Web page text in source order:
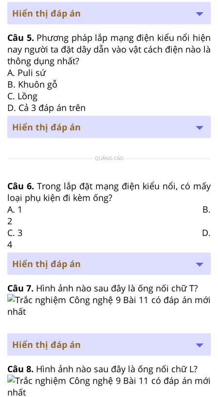
Hiển thị đáp án
Câu 5. Phương pháp lắp mạng điện kiểu nổi hiện
nay người ta đặt dây dẫn vào vật cách điện nào là
thông dụng nhất?
A. Puli sứ
B. Khuôn gỗ
C. Lồng
D. Cả 3 đáp án trên
Hiển thị đáp án
QUẢNG CÁO
Câu 6. Trong lắp đặt mạng điện kiểu nổi, có mấy
loại phụ kiện đi kèm ống?
A. 1 B.
2
C. 3 D.
4
Hiển thị đáp án
Câu 7. Hình ảnh nào sau đây là ống nối chữ T?
Hiển thị đáp án
Câu 8. Hình ảnh nào sau đây là ống nối chữ L?